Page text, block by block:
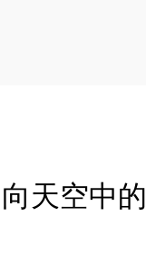
天空中的